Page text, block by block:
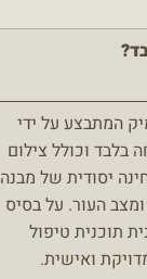
המתבצע על ידי
בלבד וכולל צילום
יסודית של מבנה
ומצב העור. על בסיס
תוכנית טיפול
ואישית.